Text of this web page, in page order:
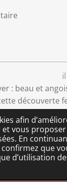
afin
vous proposer
En
que
d’utilisation
: beau et
découverte
Rêveries de
qui permet